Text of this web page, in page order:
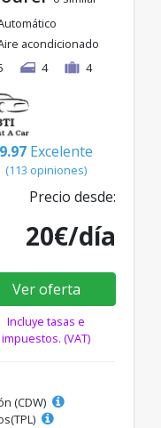
acondicionado
4 4
9.97 Excelente
(113 opiniones)
Precio desde:
20€/día
Ver oferta
Incluye tasas e
impuestos. (VAT)
(CDW)